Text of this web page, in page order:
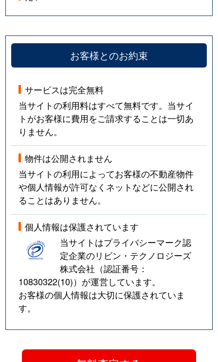
お客様とのお約束
サービスは完全無料
当サイトの利用料はすべて無料です。当サイ
トがお客様に費用をご請求することは一切あ
りません。
物件は公開されません
当サイトの利用によってお客様の不動産物件
や個人情報が許可なくネットなどに公開され
ることはありません。
個人情報は保護されています
当サイトはプライバシーマーク認
定企業のリビン・テクノロジーズ
株式会社（認証番号：
10830322(10)）が運営しています。
お客様の個人情報は大切に保護されていま
す。